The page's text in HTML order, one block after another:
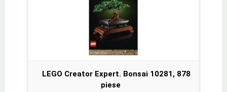
LEGO Creator Expert. Bonsai 10281, 878
piese